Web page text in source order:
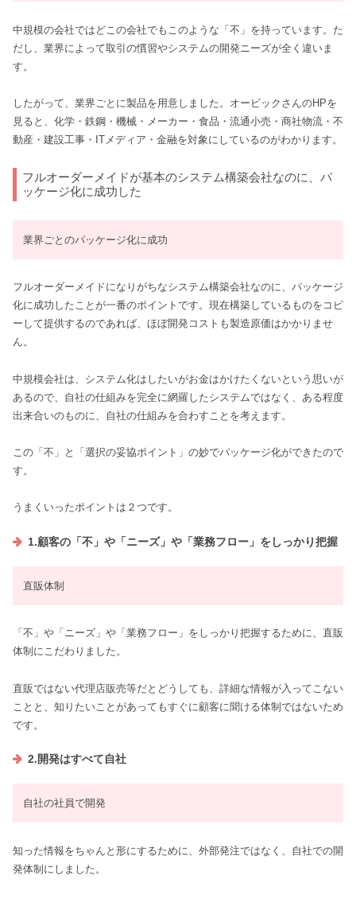
中規模の会社ではどこの会社でもこのような「不」を持っています。た
だし、業界によって取引の慣習やシステムの開発ニーズが全く違いま
す。
したがって、業界ごとに製品を用意しました。オービックさんのHPを
見ると、化学・鉄鋼・機械・メーカー・食品・流通小売・商社物流・不
動産・建設工事・ITメディア・金融を対象にしているのがわかります。
フルオーダーメイドが基本のシステム構築会社なのに、パ
ッケージ化に成功した
業界ごとのパッケージ化に成功
フルオーダーメイドになりがちなシステム構築会社なのに、パッケージ
化に成功したことが一番のポイントです。現在構築しているものをコピ
ーして提供するのであれば、ほぼ開発コストも製造原価はかかりませ
ん。
中規模会社は、システム化はしたいがお金はかけたくないという思いが
あるので、自社の仕組みを完全に網羅したシステムではなく、ある程度
出来合いのものに、自社の仕組みを合わすことを考えます。
この「不」と「選択の妥協ポイント」の妙でパッケージ化ができたので
す。
うまくいったポイントは２つです。
1.顧客の「不」や「ニーズ」や「業務フロー」をしっかり把握
直販体制
「不」や「ニーズ」や「業務フロー」をしっかり把握するために、直販
体制にこだわりました。
直販ではない代理店販売等だとどうしても、詳細な情報が入ってこない
ことと、知りたいことがあってもすぐに顧客に聞ける体制ではないため
です。
2.開発はすべて自社
自社の社員で開発
知った情報をちゃんと形にするために、外部発注ではなく、自社での開
発体制にしました。